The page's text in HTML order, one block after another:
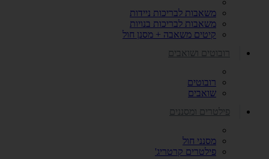
משאבות לבריכות ניידות
משאבות לבריכות בנויות
קיטים משאבה + מסנן חול
רובוטים ושואבים
רובוטים
שואבים
פילטרים ומסננים
מסנני חול
פילטרים קרטריג'